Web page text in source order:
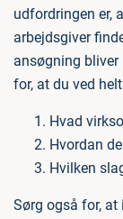
udfordringen er,
arbejdsgiver
ansøgning bliver
for, at du ved
Hvad
Hvordan
Hvilken
Sørg også for,